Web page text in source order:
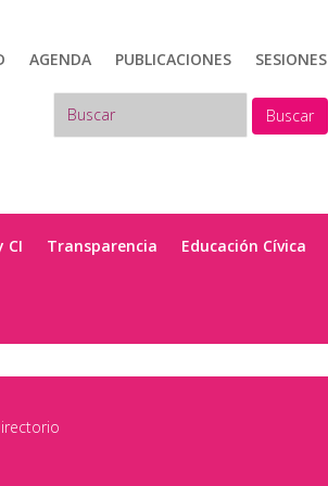
AGENDA PUBLICACIONES SESIONES
Buscar
CI Transparencia Educación Cívica